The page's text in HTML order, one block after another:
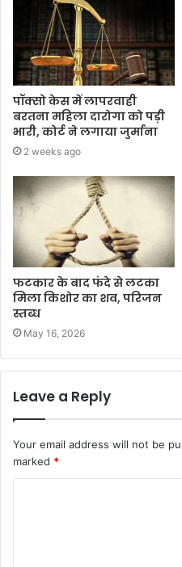
पॉक्सो केस में लापरवाही
बरतना महिला दारोगा को पड़ी
भारी, कोर्ट ने लगाया जुर्माना
2 weeks ago
फटकार के बाद फंदे से लटका
मिला किशोर का शव, परिजन
स्तब्ध
May 16, 2026
Leave a Reply
Your email address will not be
marked *